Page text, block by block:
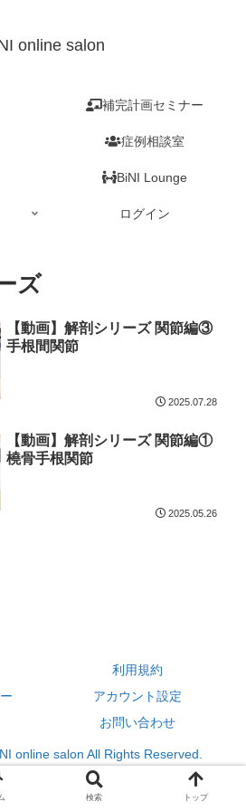
online salon
補完計画セミナー
症例相談室
BiNI Lounge
ログイン
ズ
【動画】解剖シリーズ 関節編③
手根間関節
2025.07.28
【動画】解剖シリーズ 関節編①
橈骨手根関節
2025.05.26
利用規約
アカウント設定
お問い合わせ
online salon All Rights Reserved.
検索 トップ